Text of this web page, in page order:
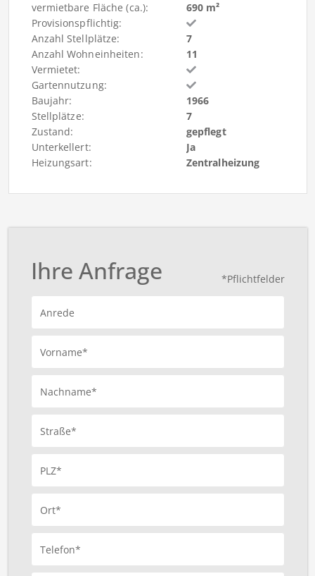
vermietbare Fläche (ca.):
690 m²
Provisionspflichtig:
Anzahl Stellplätze:
7
Anzahl Wohneinheiten:
11
Vermietet:
Gartennutzung:
Baujahr:
1966
Stellplätze:
7
Zustand:
gepflegt
Unterkellert:
Ja
Heizungsart:
Zentralheizung
*Pflichtfelder
Ihre Anfrage
Anrede
Vorname*
Nachname*
Straße*
PLZ*
Ort*
Telefon*